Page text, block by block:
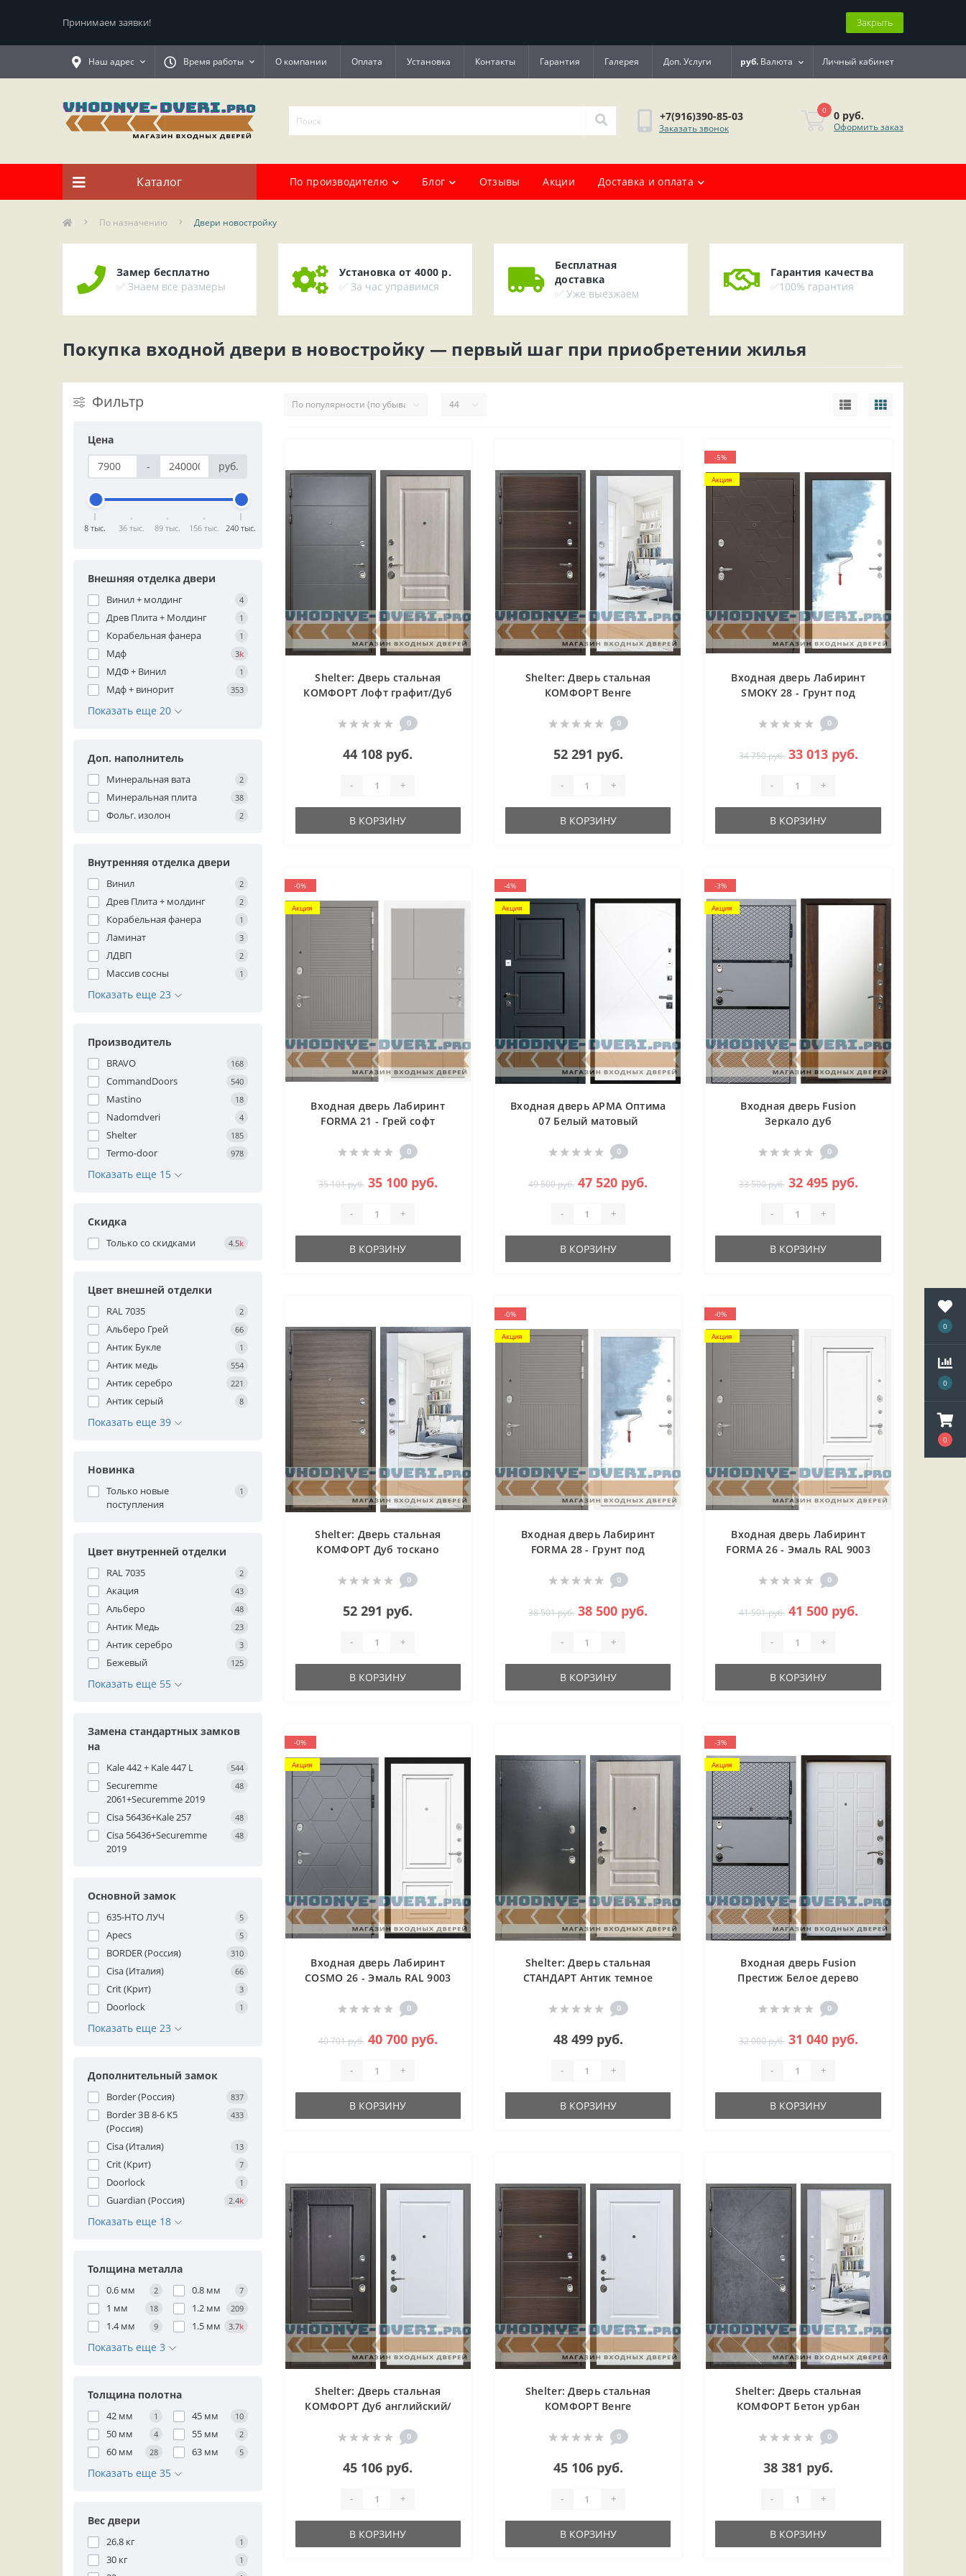
0
0
0
Принимаем заявки! Закрыть
Наш адрес Время работы О компании Оплата Установка Контакты Гарантия Галерея Доп. Услуги руб. Валюта Личный кабинет
+7(916)390-85-03
Заказать звонок
0 0 руб.
Оформить заказ
Каталог По производителю Блог Отзывы Акции Доставка и оплата
По назначению Двери новостройку
Замер бесплатно
✅ Знаем все размеры
Установка от 4000 р.
✅ За час управимся
Бесплатная
доставка
✅ Уже выезжаем
Гарантия качества
✅100% гарантия
Покупка входной двери в новостройку — первый шаг при приобретении жилья
Фильтр
Цена
-
руб.
8 тыс. 36 тыс. 89 тыс. 156 тыс. 240 тыс.
Внешняя отделка двери
Винил + молдинг 4
Древ Плита + Молдинг 1
Корабельная фанера 1
Мдф 3k
МДФ + Винил 1
Мдф + винорит 353
Показать еще 20
Доп. наполнитель
Минеральная вата 2
Минеральная плита 38
Фольг. изолон 2
Внутренняя отделка двери
Винил 2
Древ Плита + молдинг 2
Корабельная фанера 1
Ламинат 3
ЛДВП 2
Массив сосны 1
Показать еще 23
Производитель
BRAVO 168
CommandDoors 540
Mastino 18
Nadomdveri 4
Shelter 185
Termo-door 978
Показать еще 15
Скидка
Только со cкидками 4.5k
Цвет внешней отделки
RAL 7035 2
Альберо Грей 66
Антик Букле 1
Антик медь 554
Антик серебро 221
Антик серый 8
Показать еще 39
Новинка
Только новые
поступления
1
Цвет внутренней отделки
RAL 7035 2
Акация 43
Альберо 48
Антик Медь 23
Антик серебро 3
Бежевый 125
Показать еще 55
Замена стандартных замков
на
Kale 442 + Kale 447 L 544
Securemme
2061+Securemme 2019
48
Cisa 56436+Kale 257 48
Cisa 56436+Securemme
2019
48
Основной замок
635-НТО ЛУЧ 5
Apecs 5
BORDER (Россия) 310
Cisa (Италия) 66
Crit (Крит) 3
Doorlock 1
Показать еще 23
Дополнительный замок
Border (Россия) 837
Border ЗВ 8-6 К5
(Россия)
433
Cisa (Италия) 13
Crit (Крит) 7
Doorlock 1
Guardian (Россия) 2.4k
Показать еще 18
Толщина металла
0.6 мм 2 0.8 мм 7
1 мм 18 1.2 мм 209
1.4 мм 9 1.5 мм 3.7k
Показать еще 3
Толщина полотна
42 мм 1 45 мм 10
50 мм 4 55 мм 2
60 мм 28 63 мм 5
Показать еще 35
Вес двери
26.8 кг 1
30 кг 1
Shelter: Дверь стальная
КОМФОРТ Лофт графит/Дуб
0
44 108 руб.
- +
В КОРЗИНУ
Shelter: Дверь стальная
КОМФОРТ Венге
матовый (14)
0
52 291 руб.
- +
В КОРЗИНУ
-5%
Акция
Входная дверь Лабиринт
SMOKY 28 - Грунт под
0
34 750 руб. 33 013 руб.
- +
В КОРЗИНУ
-0%
Акция
Входная дверь Лабиринт
FORMA 21 - Грей софт
0
35 101 руб. 35 100 руб.
- +
В КОРЗИНУ
-4%
Акция
Входная дверь АРМА Оптима
07 Белый матовый
0
49 500 руб. 47 520 руб.
- +
В КОРЗИНУ
-3%
Акция
Входная дверь Fusion
Зеркало дуб
0
33 500 руб. 32 495 руб.
- +
В КОРЗИНУ
Shelter: Дверь стальная
КОМФОРТ Дуб тоскано
(14)
0
52 291 руб.
- +
В КОРЗИНУ
-0%
Акция
Входная дверь Лабиринт
FORMA 28 - Грунт под
0
38 501 руб. 38 500 руб.
- +
В КОРЗИНУ
-0%
Акция
Входная дверь Лабиринт
FORMA 26 - Эмаль RAL 9003
0
41 501 руб. 41 500 руб.
- +
В КОРЗИНУ
-0%
Акция
Входная дверь Лабиринт
COSMO 26 - Эмаль RAL 9003
0
40 701 руб. 40 700 руб.
- +
В КОРЗИНУ
Shelter: Дверь стальная
СТАНДАРТ Антик темное
крем (12) 0
48 499 руб.
- +
В КОРЗИНУ
-3%
Акция
Входная дверь Fusion
Престиж Белое дерево
0
32 000 руб. 31 040 руб.
- +
В КОРЗИНУ
Shelter: Дверь стальная
КОМФОРТ Дуб английский/
0
45 106 руб.
- +
В КОРЗИНУ
Shelter: Дверь стальная
КОМФОРТ Венге
матовый (4)0
45 106 руб.
- +
В КОРЗИНУ
Shelter: Дверь стальная
КОМФОРТ Бетон урбан
крем (12) 0
38 381 руб.
- +
В КОРЗИНУ